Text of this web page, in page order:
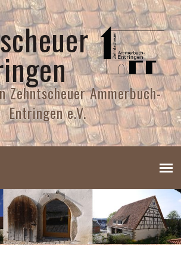
Zehntscheuer Ammerbuch-
Entringen e.V.